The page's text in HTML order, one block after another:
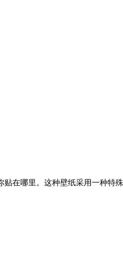
哪里。这种壁纸采用一种特